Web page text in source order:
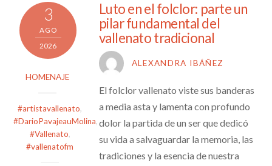
3
AGO
2026
HOMENAJE
#artistavallenato,
#DarioPavajeauMolina,
#Vallenato,
#vallenatofm
Luto en el folclor: parte un
pilar fundamental del
vallenato tradicional
ALEXANDRA IBÁÑEZ
El folclor vallenato viste sus banderas
a media asta y lamenta con profundo
dolor la partida de un ser que dedicó
su vida a salvaguardar la memoria, las
tradiciones y la esencia de nuestra